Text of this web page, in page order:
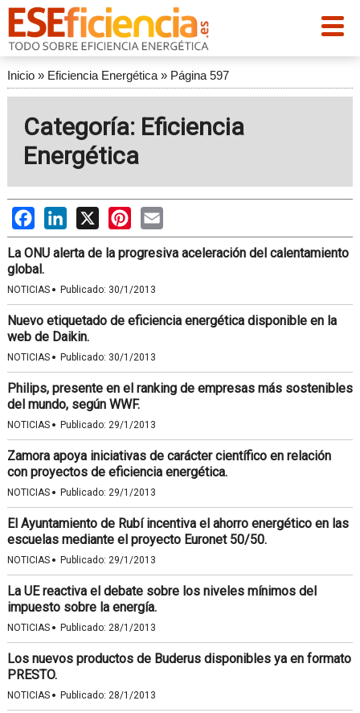
Inicio» Eficiencia Energética» Página 597
Categoría: Eficiencia
Energética
FacebookLinkedIn
X PinterestEmail
La ONU alerta de la progresiva aceleración del calentamiento
global.
NOTICIAS · Publicado: 30/1/2013
Nuevo etiquetado de eficiencia energética disponible en la
web de Daikin.
NOTICIAS · Publicado: 30/1/2013
Philips, presente en el ranking de empresas más sostenibles
del mundo, según WWF.
NOTICIAS · Publicado: 29/1/2013
Zamora apoya iniciativas de carácter científico en relación
con proyectos de eficiencia energética.
NOTICIAS · Publicado: 29/1/2013
El Ayuntamiento de Rubí incentiva el ahorro energético en las
escuelas mediante el proyecto Euronet 50/50.
NOTICIAS · Publicado: 29/1/2013
La UE reactiva el debate sobre los niveles mínimos del
impuesto sobre la energía.
NOTICIAS · Publicado: 28/1/2013
Los nuevos productos de Buderus disponibles ya en formato
PRESTO.
NOTICIAS · Publicado: 28/1/2013